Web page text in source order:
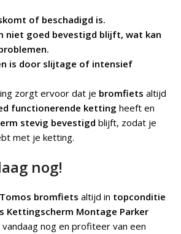
of beschadigd is.
niet goed bevestigd blijft, wat kan
is door slijtage of intensief
zorgt ervoor dat je bromfiets altijd
functionerende ketting heeft en
stevig bevestigd blijft, zodat je
met je ketting.
nog!
Tomos bromfiets altijd in topconditie
Kettingscherm Montage Parker
nog en profiteer van een